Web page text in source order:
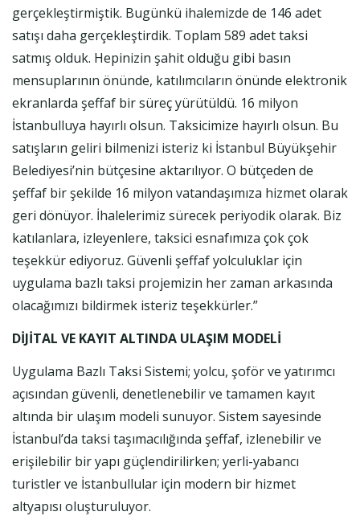
gerçekleştirmiştik. Bugünkü ihalemizde de 146 adet
satışı daha gerçekleştirdik. Toplam 589 adet taksi
satmış olduk. Hepinizin şahit olduğu gibi basın
mensuplarının önünde, katılımcıların önünde elektronik
ekranlarda şeffaf bir süreç yürütüldü. 16 milyon
İstanbulluya hayırlı olsun. Taksicimize hayırlı olsun. Bu
satışların geliri bilmenizi isteriz ki İstanbul Büyükşehir
Belediyesi’nin bütçesine aktarılıyor. O bütçeden de
şeffaf bir şekilde 16 milyon vatandaşımıza hizmet olarak
geri dönüyor. İhalelerimiz sürecek periyodik olarak. Biz
katılanlara, izleyenlere, taksici esnafımıza çok çok
teşekkür ediyoruz. Güvenli şeffaf yolculuklar için
uygulama bazlı taksi projemizin her zaman arkasında
olacağımızı bildirmek isteriz teşekkürler.”
DİJİTAL VE KAYIT ALTINDA ULAŞIM MODELİ
Uygulama Bazlı Taksi Sistemi; yolcu, şoför ve yatırımcı
açısından güvenli, denetlenebilir ve tamamen kayıt
altında bir ulaşım modeli sunuyor. Sistem sayesinde
İstanbul’da taksi taşımacılığında şeffaf, izlenebilir ve
erişilebilir bir yapı güçlendirilirken; yerli-yabancı
turistler ve İstanbullular için modern bir hizmet
altyapısı oluşturuluyor.